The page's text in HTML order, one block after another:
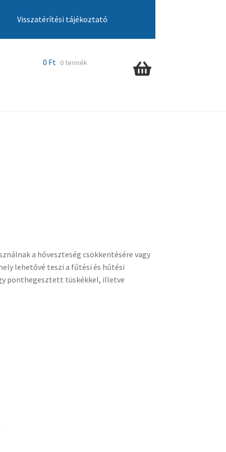
Visszatérítési tájékoztató
0 Ft 0 termék
a hőveszteség csökkentésére vagy
lehetővé teszi a fűtési és hűtési
ponthegesztett tüskékkel, illetve